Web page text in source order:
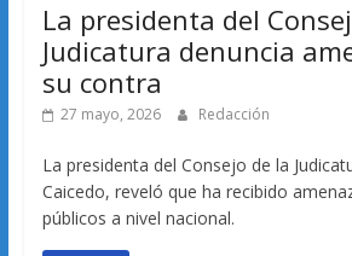
La presidenta del
Judicatura denuncia
su contra
27 mayo, 2026 Redacción
La presidenta del Consejo de la
Caicedo, reveló que ha recibido
públicos a nivel nacional.